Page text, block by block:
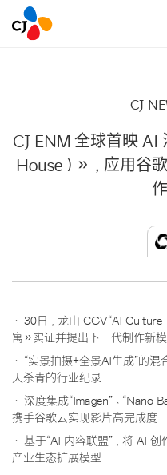
CJ
CJ ENM 全球首映 AI
House）》，应用谷
· 30日，龙山 CGV“AI
寓》实证并提出下一代制作新
· “实景拍摄+全景AI生成”的混
天杀青的行业纪录
· 深度集成“Imagen”、“Nano
携手谷歌云实现影片高完成度
· 基于“AI 内容联盟”，将 AI
产业生态扩展模型